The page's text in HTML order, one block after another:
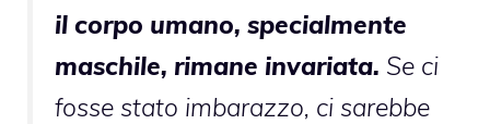
il corpo umano, specialmente
maschile, rimane invariata. Se ci
fosse stato imbarazzo, ci sarebbe